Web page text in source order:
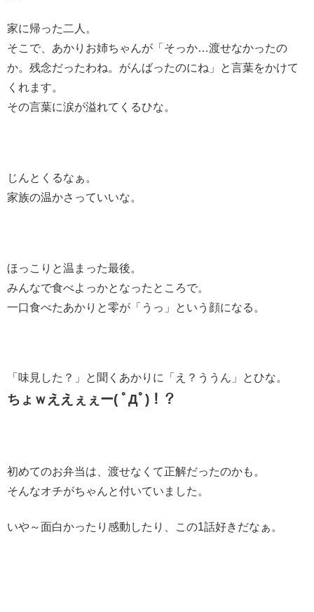
家に帰った二人。
そこで、あかりお姉ちゃんが「そっか…渡せなかったの
か。残念だったわね。がんばったのにね」と言葉をかけて
くれます。
その言葉に涙が溢れてくるひな。
じんとくるなぁ。
家族の温かさっていいな。
ほっこりと温まった最後。
みんなで食べよっかとなったところで。
一口食べたあかりと零が「うっ」という顔になる。
「味見した？」と聞くあかりに「え？ううん」とひな。
ちょｗええぇぇー( ﾟДﾟ)！？
初めてのお弁当は、渡せなくて正解だったのかも。
そんなオチがちゃんと付いていました。
いや～面白かったり感動したり、この1話好きだなぁ。